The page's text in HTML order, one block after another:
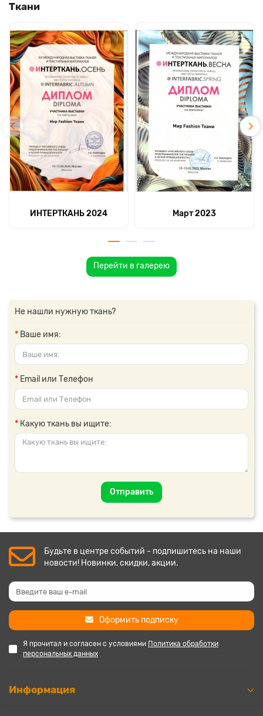
Ткани
ИНТЕРТКАНЬ 2024 Март 2023
Перейти в галерею
Не нашли нужную ткань?
Ваше имя:
Email или Телефон
Какую ткань вы ищите:
Отправить
Будьте в центре событий - подпишитесь на наши
новости! Новинки, скидки, акции.
Оформить подписку
Я прочитал и согласен с условиями Политика обработки
персональных данных
Информация